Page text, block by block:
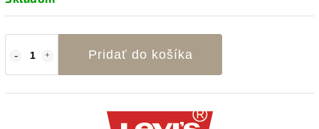
Pridať do košíka